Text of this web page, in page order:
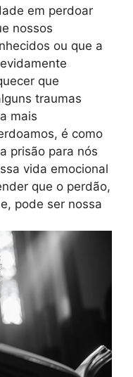
em perdoar
nossos
ou que a
que
traumas
mais
é como
prisão para nós
vida emocional
que o perdão,
pode ser nossa